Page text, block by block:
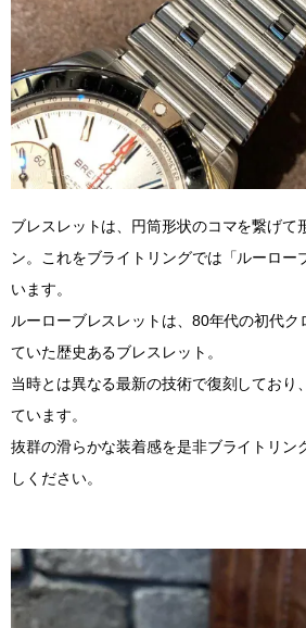
ブレスレットは、円筒形状のコマを繋げて
ン。これをブライトリングでは「ルーロー
います。
ルーローブレスレットは、80年代の初代
ていた歴史あるブレスレット。
当時とは異なる最新の技術で復刻しており
ています。
抜群の滑らかな装着感を是非ブライトリン
しください。